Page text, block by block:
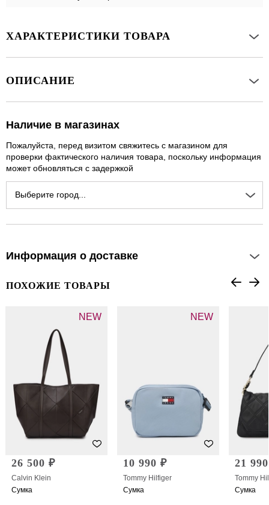
ХАРАКТЕРИСТИКИ ТОВАРА
ОПИСАНИЕ
Наличие в магазинах
Пожалуйста, перед визитом свяжитесь с магазином для
проверки фактического наличия товара, поскольку информация
может обновляться с задержкой
Выберите город...
Информация о доставке
ПОХОЖИЕ ТОВАРЫ
NEW
26 500 ₽
Calvin Klein
Сумка
NEW
10 990 ₽
Tommy Hilfiger
Сумка
21
Tommy
Сумка